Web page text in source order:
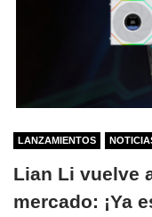
LANZAMIENTOS
Lian Li vuelve
mercado: ¡Ya